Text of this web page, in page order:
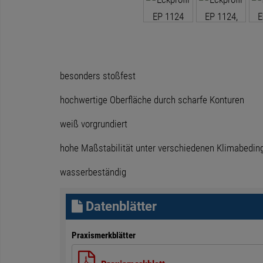
besonders stoßfest
hochwertige Oberfläche durch scharfe Konturen
weiß vorgrundiert
hohe Maßstabilität unter verschiedenen
wasserbeständig
Datenblätter
Praxismerkblätter